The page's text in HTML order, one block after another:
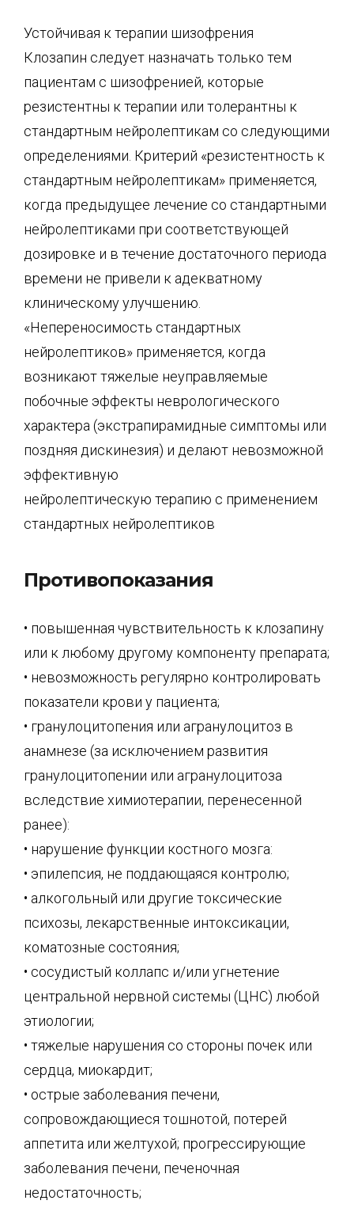
Устойчивая к терапии шизофрения
Клозапин следует назначать только тем
пациентам с шизофренией, которые
резистентны к терапии или толерантны к
стандартным нейролептикам со следующими
определениями. Критерий «резистентность к
стандартным нейролептикам» применяется,
когда предыдущее лечение со стандартными
нейролептиками при соответствующей
дозировке и в течение достаточного периода
времени не привели к адекватному
клиническому улучшению.
«Непереносимость стандартных
нейролептиков» применяется, когда
возникают тяжелые неуправляемые
побочные эффекты неврологического
характера (экстрапирамидные симптомы или
поздняя дискинезия) и делают невозможной
эффективную
нейролептическую терапию с применением
стандартных нейролептиков
Противопоказания
• повышенная чувствительность к клозапину
или к любому другому компоненту препарата;
• невозможность регулярно контролировать
показатели крови у пациента;
• гранулоцитопения или агранулоцитоз в
анамнезе (за исключением развития
гранулоцитопении или агранулоцитоза
вследствие химиотерапии, перенесенной
ранее):
• нарушение функции костного мозга:
• эпилепсия, не поддающаяся контролю;
• алкогольный или другие токсические
психозы, лекарственные интоксикации,
коматозные состояния;
• сосудистый коллапс и/или угнетение
центральной нервной системы (ЦНС) любой
этиологии;
• тяжелые нарушения со стороны почек или
сердца, миокардит;
• острые заболевания печени,
сопровождающиеся тошнотой, потерей
аппетита или желтухой; прогрессирующие
заболевания печени, печеночная
недостаточность;